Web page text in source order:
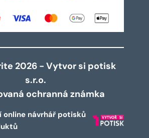
2026 - Vytvor si potisk
s.r.o.
ochranná známka
online návrhář potisků